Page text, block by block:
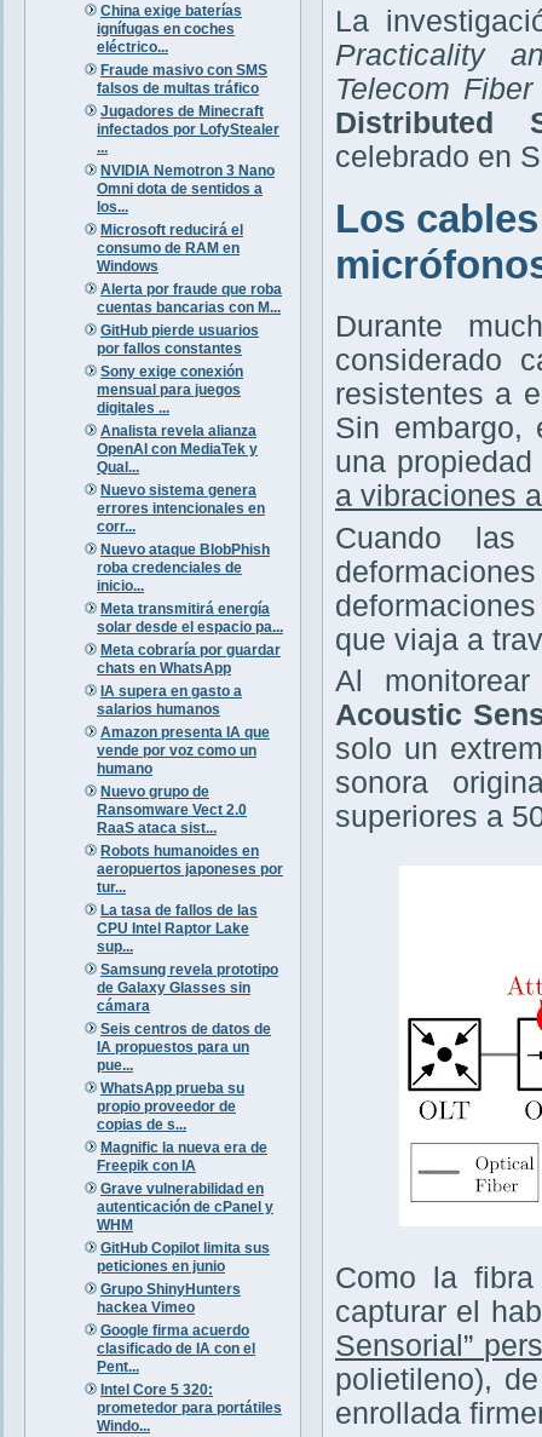
China exige baterías
ignífugas en coches
eléctrico...
Fraude masivo con SMS
falsos de multas tráfico
Jugadores de Minecraft
infectados por LofyStealer
...
NVIDIA Nemotron 3 Nano
Omni dota de sentidos a
los...
Microsoft reducirá el
consumo de RAM en
Windows
Alerta por fraude que roba
cuentas bancarias con M...
GitHub pierde usuarios
por fallos constantes
Sony exige conexión
mensual para juegos
digitales ...
Analista revela alianza
OpenAI con MediaTek y
Qual...
Nuevo sistema genera
errores intencionales en
corr...
Nuevo ataque BlobPhish
roba credenciales de
inicio...
Meta transmitirá energía
solar desde el espacio pa...
Meta cobraría por guardar
chats en WhatsApp
IA supera en gasto a
salarios humanos
Amazon presenta IA que
vende por voz como un
humano
Nuevo grupo de
Ransomware Vect 2.0
RaaS ataca sist...
Robots humanoides en
aeropuertos japoneses por
tur...
La tasa de fallos de las
CPU Intel Raptor Lake
sup...
Samsung revela prototipo
de Galaxy Glasses sin
cámara
Seis centros de datos de
IA propuestos para un
pue...
WhatsApp prueba su
propio proveedor de
copias de s...
Magnific la nueva era de
Freepik con IA
Grave vulnerabilidad en
autenticación de cPanel y
WHM
GitHub Copilot limita sus
peticiones en junio
Grupo ShinyHunters
hackea Vimeo
Google firma acuerdo
clasificado de IA con el
Pent...
Intel Core 5 320:
prometedor para portátiles
Windo...
La
Practicality
Telecom
Distributed
celebrado en
Los
Durante
considerado
resistentes a
Sin embargo,
una
a vibraciones
Cuando las
que viaja a
Al
Acoustic
solo un
sonora
superiores a
Como la
capturar el
Sensorial”
polietileno),
enrollada